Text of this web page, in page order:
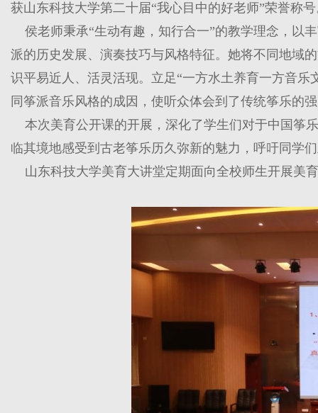
获山东科技大学第二十届“我心目中的好老师”荣誉称
侯老师秉承“生动有趣，知行合一”的教学理念，以
派的历史发展、演奏技巧与风格特征。她将不同地域
识平易近人、活灵活现。立足“一方水土养育一方音
同筝派音乐风格的成因，使听众体会到了传统筝乐的
本次美育公开课的开展，深化了学生们对于中国筝
临其境地感受到古老筝乐历久弥新的魅力，呼吁同学
山东科技大学美育大讲堂定期面向全校师生开展美